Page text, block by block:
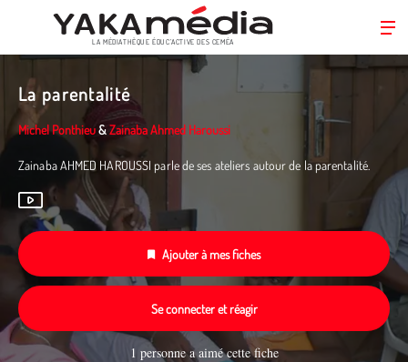
contenu
principal
LA MÉDIATHÈQUE ÉDUC’ACTIVE DES CEMÉA
La parentalité
Michel Ponthieu&Zainaba Ahmed Haroussi
Zainaba AHMED HAROUSSI parle de ses ateliers autour de la parentalité.
Ajouter à mes fiches
Se connecter et réagir
1 personne a aimé cette fiche